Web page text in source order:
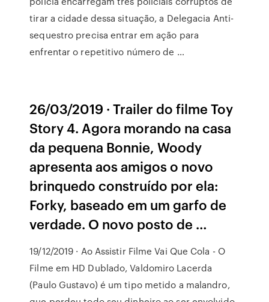
tirar a cidade dessa situação, a Delegacia Anti-
sequestro precisa entrar em ação para
enfrentar o repetitivo número de …
26/03/2019 · Trailer do filme Toy
Story 4. Agora morando na casa
da pequena Bonnie, Woody
apresenta aos amigos o novo
brinquedo construído por ela:
Forky, baseado em um garfo de
verdade. O novo posto de …
19/12/2019 · Ao Assistir Filme Vai Que Cola - O
Filme em HD Dublado, Valdomiro Lacerda
(Paulo Gustavo) é um tipo metido a malandro,